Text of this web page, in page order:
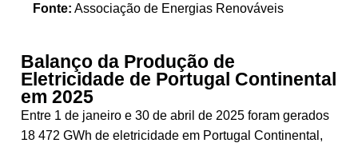
Fonte: Associação de Energias Renováveis
Balanço da Produção de
Eletricidade de Portugal Continental
em 2025
Entre 1 de janeiro e 30 de abril de 2025 foram gerados
18 472 GWh de eletricidade em Portugal Continental,